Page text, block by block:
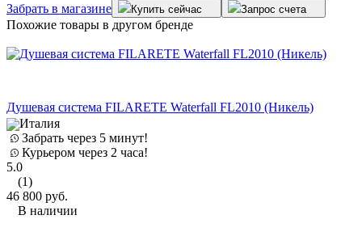
Забрать в магазине Купить сейчас Запрос счета
Похожие товары в другом бренде
Душевая система FILARETE Waterfall FL2010 (Никель)
Италия
Забрать через 5 минут!
Курьером через 2 часа!
5.0
(1)
46 800 руб.
В наличии